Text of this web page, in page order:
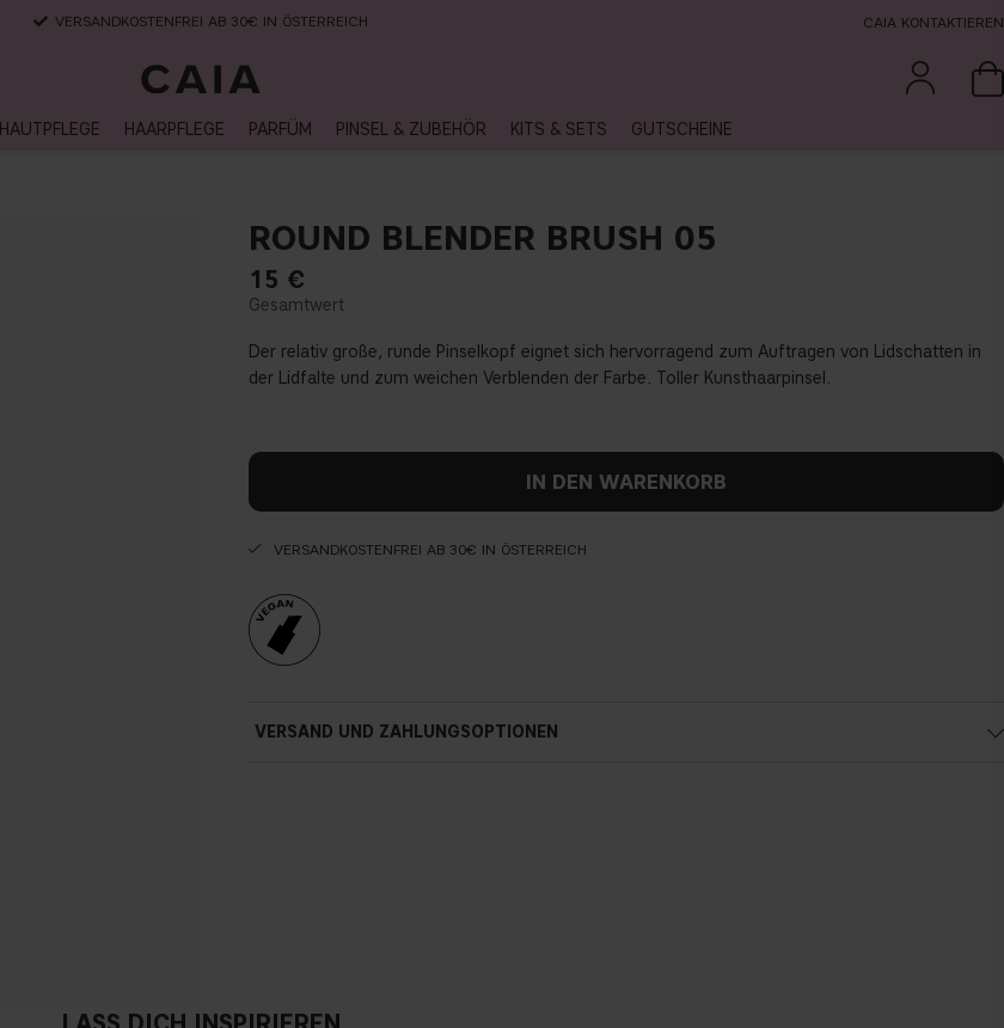
VERSANDKOSTENFREI AB 30€ IN ÖSTERREICH CAIA KONTAKTIEREN
HAUTPFLEGE HAARPFLEGE PARFÜM PINSEL & ZUBEHÖR KITS & SETS GUTSCHEINE
ROUND BLENDER BRUSH 05
15 €
Der relativ große, runde Pinselkopf eignet sich hervorragend zum Auftragen von Lidschatten in
der Lidfalte und zum weichen Verblenden der Farbe. Toller Kunsthaarpinsel.
IN DEN WARENKORB
VERSANDKOSTENFREI AB 30€ IN ÖSTERREICH
VERSAND UND ZAHLUNGSOPTIONEN